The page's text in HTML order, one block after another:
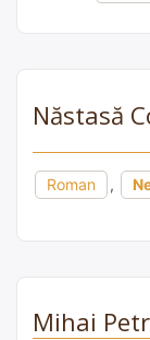
Năstasă
Roman ,
Mihai